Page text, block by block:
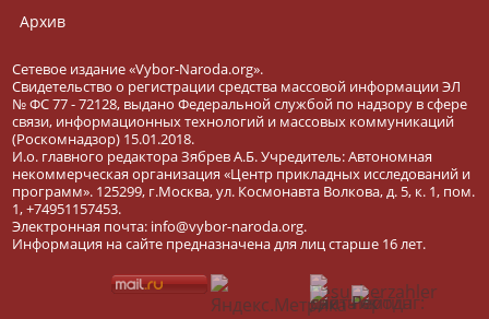
Архив
Сетевое издание «Vybor-Naroda.org».
Свидетельство о регистрации средства массовой информации ЭЛ
№ ФС 77 - 72128, выдано Федеральной службой по надзору в сфере
связи, информационных технологий и массовых коммуникаций
(Роскомнадзор) 15.01.2018.
И.о. главного редактора Зябрев А.Б. Учредитель: Автономная
некоммерческая организация «Центр прикладных исследований и
программ». 125299, г.Москва, ул. Космонавта Волкова, д. 5, к. 1, пом.
1, +74951157453.
Электронная почта: info@vybor-naroda.org.
Информация на сайте предназначена для лиц старше 16 лет.